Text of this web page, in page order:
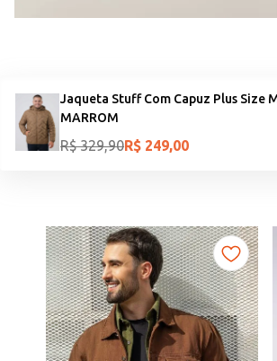
Jaqueta Stuff Com Capuz Plus Size
MARROM
R$ 329,90R$ 249,00